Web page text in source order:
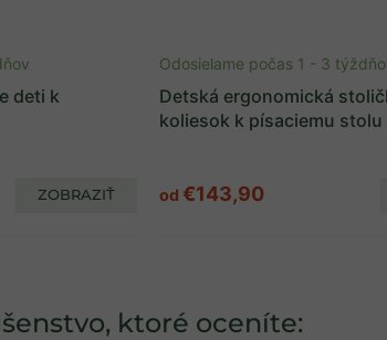
deti k
ZOBRAZIŤ
Detská ergonomická
koliesok k písaciemu stolu
Odosielame počas 1 - 3
od €143,90
ktoré oceníte: